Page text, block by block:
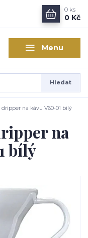
Menu
Hledat
0 ks
0 Kč
dripper na kávu V60-01 bílý
na
bílý